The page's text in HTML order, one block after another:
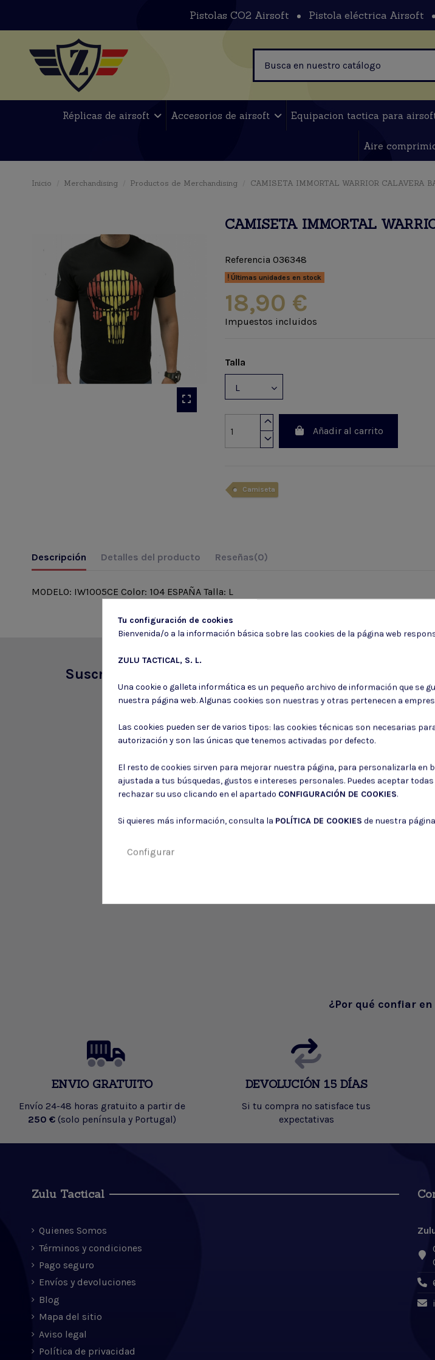
Pistolas CO2 Airsoft Pistola eléctrica Airsoft
Réplicas de airsoft Accesorios de airsoft Equipacion tactica para
Aire
Inicio Merchandising Productos de Merchandising CAMISETA IMMORTAL WARRIOR CALAVERA
CAMISETA IMMORTAL
Referencia 036348
Últimas unidades en stock
18,90 €
Impuestos incluidos
Talla
Añadir al carrito
Camiseta
Descripción Detalles del producto Reseñas(0)
MODELO: IW1005CE Color: 104 ESPAÑA Talla: L
Suscríbete a nuestro boletín
Puede darse de baja en cualquier momento.
Consiento el uso de mis datos para los
Consiento el uso de mis datos
¿Por qué confiar
ENVIO GRATUITO
Envío 24-48 horas gratuito a partir de
250 € (solo península y Portugal)
DEVOLUCIÓN 15 DÍAS
Si tu compra no satisface tus
expectativas
Zulu Tactical
Quienes Somos
Términos y condiciones
Pago seguro
Envíos y devoluciones
Blog
Mapa del sitio
Aviso legal
Política de privacidad
Tu configuración de cookies
Bienvenida/o a la información básica sobre las cookies de la página web
ZULU TACTICAL, S. L.
Una cookie o galleta informática es un pequeño archivo de información que se
nuestra página web. Algunas cookies son nuestras y otras pertenecen a
Las cookies pueden ser de varios tipos: las cookies técnicas son necesarias
autorización y son las únicas que tenemos activadas por defecto.
El resto de cookies sirven para mejorar nuestra página, para personalizarla
ajustada a tus búsquedas, gustos e intereses personales. Puedes aceptar
rechazar su uso clicando en el apartado CONFIGURACIÓN DE COOKIES.
Si quieres más información, consulta la POLÍTICA DE COOKIES de nuestra
Configurar